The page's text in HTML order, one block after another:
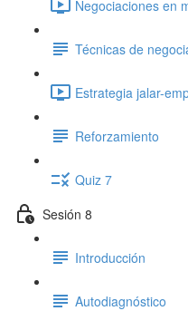
Negociaciones en
Técnicas de
Estrategia jalar-
Reforzamiento
Quiz 7
Sesión 8
Introducción
Autodiagnóstico